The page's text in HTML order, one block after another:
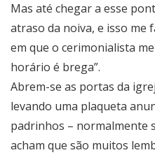
Mas até chegar a esse
atraso da noiva, e isso me
em que o cerimonialista
horário é brega”.
Abrem-se as portas da
levando uma plaqueta
padrinhos – normalmente
acham que são muitos